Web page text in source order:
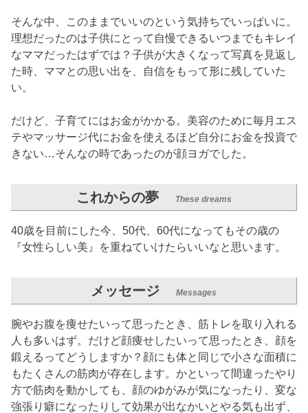
そんな中、このままでいいのという気持ちでいっぱいに。
理想だったのは子供にとって自慢できるいつまでもキレイ
なママだったはずでは？子供が大きくなって写真を見返し
た時、ママとの思い出を、自信をもって形に残していた
い。
だけど、子育てにはお金がかかる。美容のために毎月エス
テやマッサージ代にお金を使えるほど自分にお金を投資で
きない…そんなの時であったのが顔ヨガでした。
これからの夢 These dreams
40歳を目前にした今、50代、60代になってもその歳の
『女性らしい美』を重ねていけたらいいなと思います。
メッセージ Messages
腕やお腹を痩せたいって思ったとき、筋トレを取り入れる
人も多いはず。だけど顔痩せしたいって思ったとき、顔を
鍛えるってどうしますか？顔にも体と同じで小さな面積に
もたくさんの筋肉が存在します。かといって間違ったやり
方で筋肉を動かしても、顔のゆがみが気になったり、変な
強張り癖になったりして効果が出なかいとやる気も出ず、